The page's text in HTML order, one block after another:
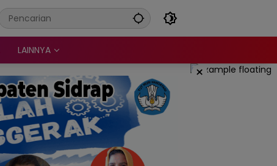
LAINNYA
×